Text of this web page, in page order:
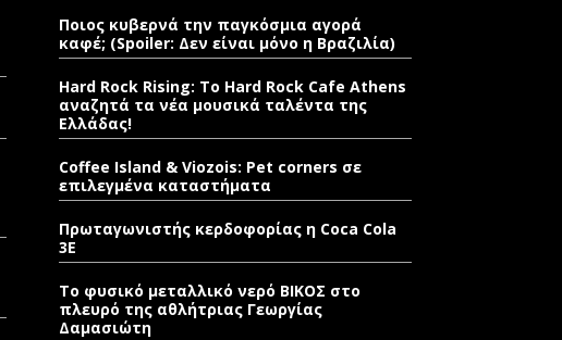
Ποιος κυβερνά την παγκόσμια αγορά
καφέ; (Spoiler: Δεν είναι μόνο η Βραζιλία)
Hard Rock Rising: Το Hard Rock Cafe Athens
αναζητά τα νέα μουσικά ταλέντα της
Ελλάδας!
Coffee Island & Viozois: Pet corners σε
επιλεγμένα καταστήματα
Πρωταγωνιστής κερδοφορίας η Coca Cola
3E
Το φυσικό μεταλλικό νερό ΒΙΚΟΣ στο
πλευρό της αθλήτριας Γεωργίας
Δαμασιώτη